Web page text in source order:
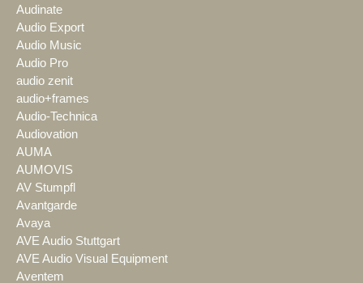
Audinate
Audio Export
Audio Music
Audio Pro
audio zenit
audio+frames
Audio-Technica
Audiovation
AUMA
AUMOVIS
AV Stumpfl
Avantgarde
Avaya
AVE Audio Stuttgart
AVE Audio Visual Equipment
Aventem